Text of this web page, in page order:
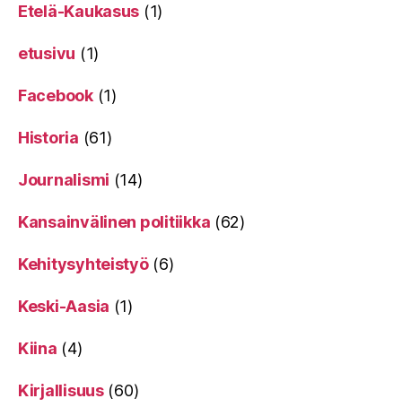
Etelä-Kaukasus (1)
etusivu (1)
Facebook(1)
Historia (61)
Journalismi (14)
Kansainvälinen politiikka (62)
Kehitysyhteistyö(6)
Keski-Aasia (1)
Kiina (4)
Kirjallisuus(60)